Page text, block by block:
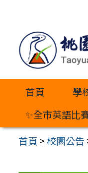
內
首頁 學
✨全市英語比
首頁 >校園公告